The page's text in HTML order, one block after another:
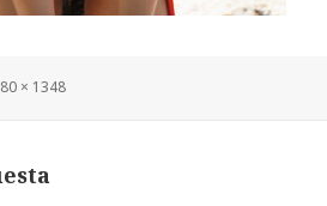
× 1348